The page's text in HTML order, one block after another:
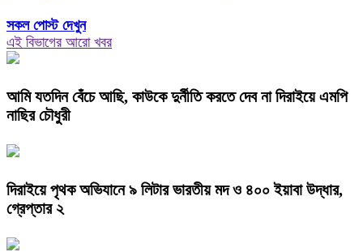
সকল পোস্ট দেখুন
এই বিভাগের আরো খবর
আমি যতদিন বেঁচে আছি, কাউকে দুর্নীতি করতে দেব না দিরাইয়ে এমপি
নাছির চৌধুরী
দিরাইয়ে পৃথক অভিযানে ৯ লিটার ভারতীয় মদ ও ৪০০ ইয়াবা উদ্ধার,
গ্রেপ্তার ২